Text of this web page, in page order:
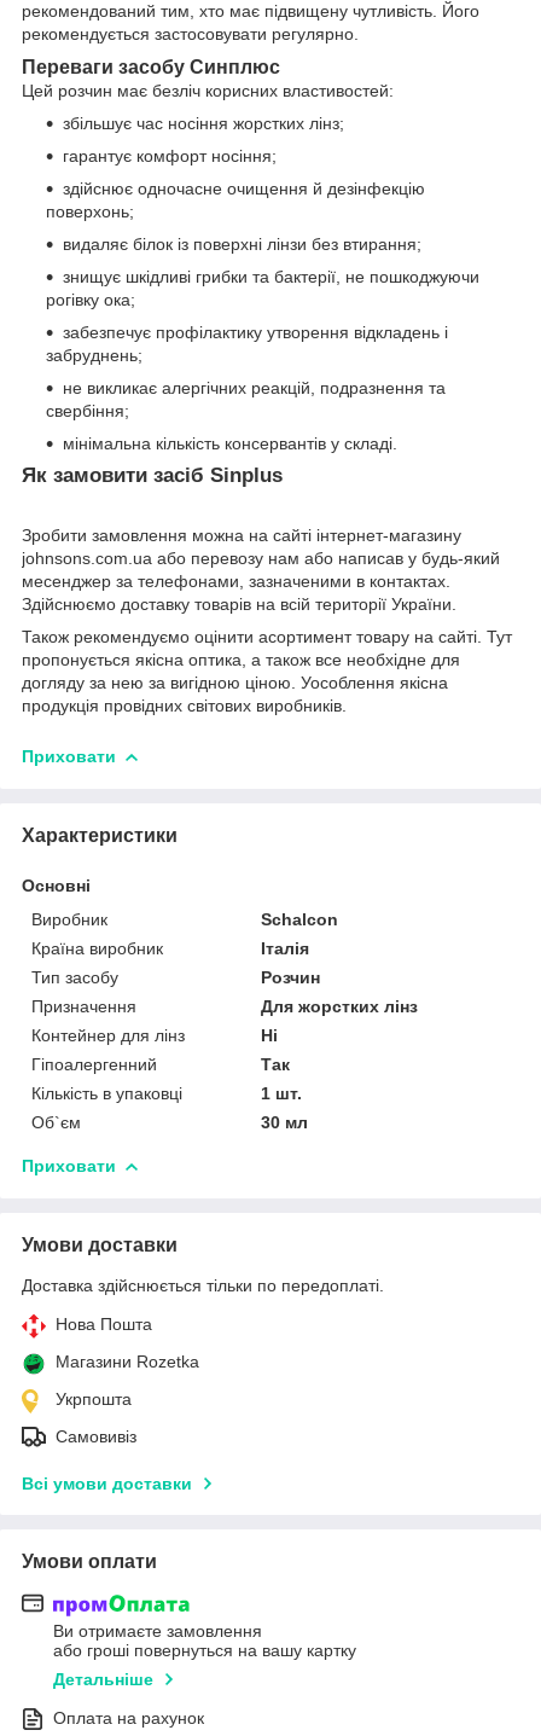
рекомендований тим, хто має підвищену чутливість. Його
рекомендується застосовувати регулярно.
Переваги засобу Синплюс
Цей розчин має безліч корисних властивостей:
збільшує час носіння жорстких лінз;
гарантує комфорт носіння;
здійснює одночасне очищення й дезінфекцію
поверхонь;
видаляє білок із поверхні лінзи без втирання;
знищує шкідливі грибки та бактерії, не пошкоджуючи
рогівку ока;
забезпечує профілактику утворення відкладень і
забруднень;
не викликає алергічних реакцій, подразнення та
свербіння;
мінімальна кількість консервантів у складі.
Як замовити засіб Sinplus
Зробити замовлення можна на сайті інтернет-магазину
johnsons.com.ua або перевозу нам або написав у будь-який
месенджер за телефонами, зазначеними в контактах.
Здійснюємо доставку товарів на всій території України.
Також рекомендуємо оцінити асортимент товару на сайті. Тут
пропонується якісна оптика, а також все необхідне для
догляду за нею за вигідною ціною. Уособлення якісна
продукція провідних світових виробників.
Приховати
Характеристики
Основні
Виробник
Schalcon
Країна виробник
Італія
Тип засобу
Розчин
Призначення
Для жорстких лінз
Контейнер для лінз
Ні
Гіпоалергенний
Так
Кількість в упаковці
1 шт.
Об`єм
30 мл
Приховати
Умови доставки
Доставка здійснюється тільки по передоплаті.
Нова Пошта
Магазини Rozetka
Укрпошта
Самовивіз
Всі умови доставки
Умови оплати
Ви отримаєте замовлення
або гроші повернуться на вашу картку
Детальніше
Оплата на рахунок